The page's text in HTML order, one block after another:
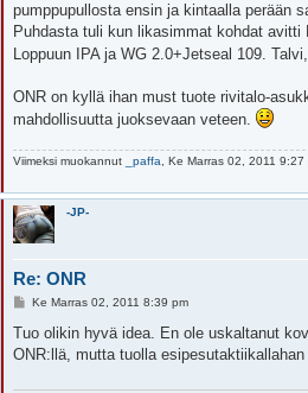
pumppupullosta ensin ja kintaalla perään
Puhdasta tuli kun likasimmat kohdat avitti
Loppuun IPA ja WG 2.0+Jetseal 109.
ONR on kyllä ihan must tuote rivitalo-
mahdollisuutta juoksevaan veteen.
Viimeksi muokannut _paffa, Ke Marras 02, 2011
-JP-
Re: ONR
V
e
t
Ke Marras 02, 2011 8:39 pm
Tuo olikin hyvä idea. En ole uskaltanut
ONR:llä, mutta tuolla esipesutaktiikallahan